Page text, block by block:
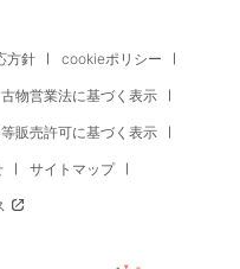
方針 cookieポリシー
古物営業法に基づく表示
販売許可に基づく表示
サイトマップ